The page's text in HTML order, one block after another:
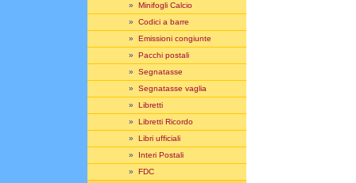
» Minifogli Calcio
» Codici a barre
» Emissioni congiunte
» Pacchi postali
» Segnatasse
» Segnatasse vaglia
» Libretti
» Libretti Ricordo
» Libri ufficiali
» Interi Postali
» FDC